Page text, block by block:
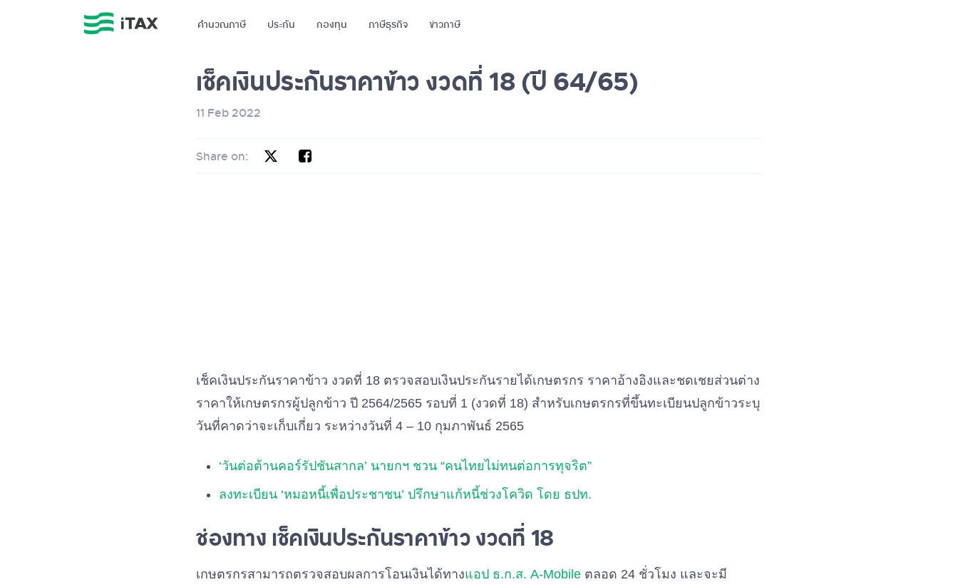
คำนวณภาษี ประกัน กองทุน ภาษีธุรกิจ ข่าวภาษี
เช็คเงินประกันราคาข้าว งวดที่ 18 (ปี 64/65)
11 Feb 2022
Share on:
เช็คเงินประกันราคาข้าว งวดที่ 18 ตรวจสอบเงินประกันรายได้เกษตรกร ราคาอ้างอิงและชดเชยส่วนต่าง
ราคาให้เกษตรกรผู้ปลูกข้าว ปี 2564/2565 รอบที่ 1 (งวดที่ 18) สำหรับเกษตรกรที่ขึ้นทะเบียนปลูกข้าวระบุ
วันที่คาดว่าจะเก็บเกี่ยว ระหว่างวันที่ 4 – 10 กุมภาพันธ์ 2565
‘วันต่อต้านคอร์รัปชันสากล’ นายกฯ ชวน “คนไทยไม่ทนต่อการทุจริต”
ลงทะเบียน ‘หมอหนี้เพื่อประชาชน’ ปรึกษาแก้หนี้ช่วงโควิด โดย ธปท.
ช่องทาง เช็คเงินประกันราคาข้าว งวดที่ 18
เกษตรกรสามารถตรวจสอบผลการโอนเงินได้ทางแอป ธ.ก.ส. A-Mobile ตลอด 24 ชั่วโมง และจะมี